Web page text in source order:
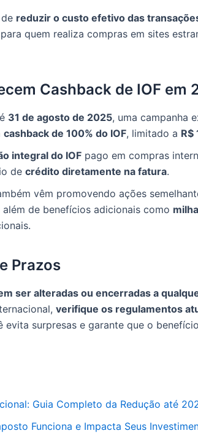
reduzir o custo efetivo das
quem realiza compras em sites
Cashback de IOF em
31 de agosto de 2025, uma campanha
cashback de 100% do IOF, limitado a R$
integral do IOF pago em compras
de crédito diretamente na fatura.
vêm promovendo ações
além de benefícios adicionais como
Prazos
ser alteradas ou encerradas a
verifique os regulamentos
evita surpresas e garante que o
Guia Completo da Redução até
Funciona e Impacta Seus